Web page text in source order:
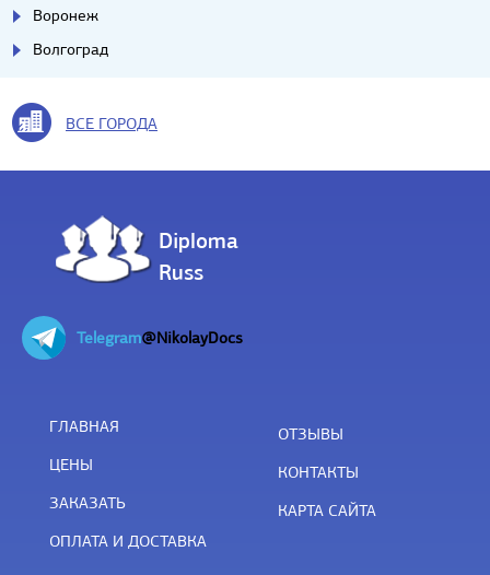
Воронеж
Волгоград
ВСЕ ГОРОДА
Diploma
Russ
Telegram@NikolayDocs
ГЛАВНАЯ
ЦЕНЫ
ЗАКАЗАТЬ
ОПЛАТА И ДОСТАВКА
ОТЗЫВЫ
КОНТАКТЫ
КАРТА САЙТА